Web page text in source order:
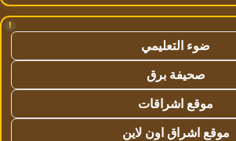
!
ضوء التعليمي
صحيفة برق
موقع اشراقات
موقع اشراق اون لاين